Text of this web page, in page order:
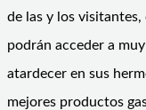
de las y los
podrán acceder a
atardecer en sus
mejores productos